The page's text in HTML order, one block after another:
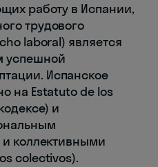
работу в Испании,
трудового
laboral) является
успешной
Испанское
на Estatuto de los
и
и коллективными
colectivos).